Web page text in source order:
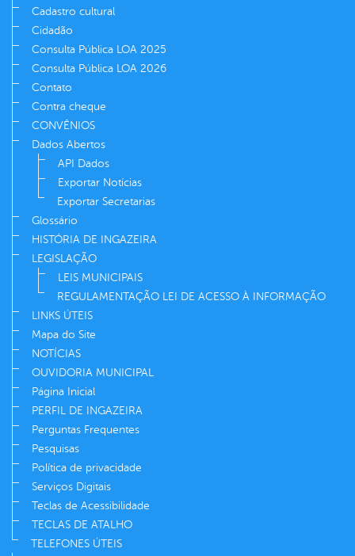
Cadastro cultural
Cidadão
Consulta Pública LOA 2025
Consulta Pública LOA 2026
Contato
Contra cheque
CONVÊNIOS
Dados Abertos
API Dados
Exportar Notícias
Exportar Secretarias
Glossário
HISTÓRIA DE INGAZEIRA
LEGISLAÇÃO
LEIS MUNICIPAIS
REGULAMENTAÇÃO LEI DE ACESSO À INFORMAÇÃO
LINKS ÚTEIS
Mapa do Site
NOTÍCIAS
OUVIDORIA MUNICIPAL
Página Inicial
PERFIL DE INGAZEIRA
Perguntas Frequentes
Pesquisas
Política de privacidade
Serviços Digitais
Teclas de Acessibilidade
TECLAS DE ATALHO
TELEFONES ÚTEIS